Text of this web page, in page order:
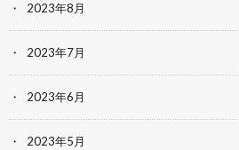
2023年8月
2023年7月
2023年6月
2023年5月